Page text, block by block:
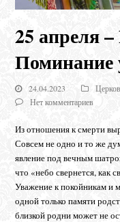
25 апреля
Поминание
24.04.2023
Нет комментариев
Из отношения к смерти
Совсем не одно и то же
явление под вечным
что «небо свернется, как
Уважение к покойникам и
одной только памяти
близкой родни может не